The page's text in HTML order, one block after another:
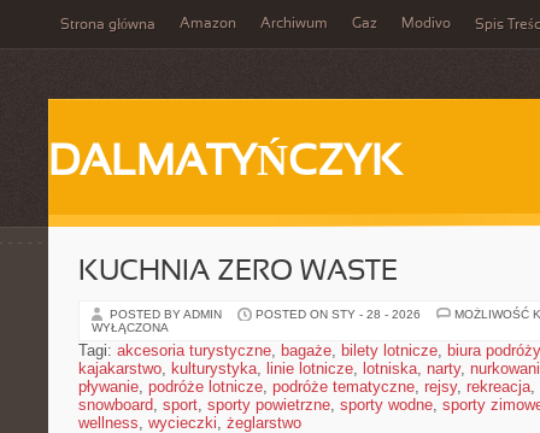
Strona główna Amazon Archiwum Gaz Modivo Spis
DALMATYŃCZYK
KUCHNIA ZERO WASTE
POSTED BY ADMIN POSTED ON STY - 28 - 2026
MOŻLIWOŚĆ
WYŁĄCZONA
Tagi: akcesoria turystyczne, bagaże, bilety lotnicze, biura podróży
kajakarstwo, kulturystyka, linie lotnicze, lotniska, narty,
pływanie, podróże lotnicze, podróże tematyczne, rejsy, rekreacja,
snowboard, sport, sporty powietrzne, sporty wodne, sporty
wellness, wycieczki, żeglarstwo